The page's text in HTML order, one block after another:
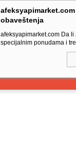
obaveštenja
afeksyapimarket.com Da
specijalnim ponudama i